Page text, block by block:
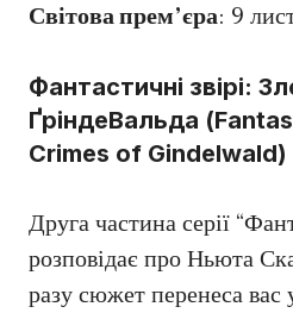
Світова прем’єра: 9
Фантастичні звірі:
ҐріндеВальда
Crimes of Gindelwald)
Друга частина серії
розповідає про Ньюта
разу сюжет перенеса вас